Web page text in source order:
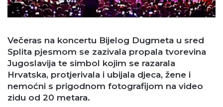
Večeras na koncertu Bijelog Dugmeta u sred
Splita pjesmom se zazivala propala tvorevina
Jugoslavija te simbol kojim se razarala
Hrvatska, protjerivala i ubijala djeca, žene i
nemoćni s prigodnom fotografijom na video
zidu od 20 metara.